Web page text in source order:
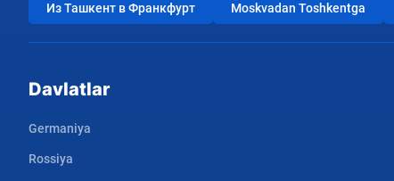
Из Ташкент в Франкфурт Moskvadan Toshkentga
Davlatlar
Germaniya
Rossiya